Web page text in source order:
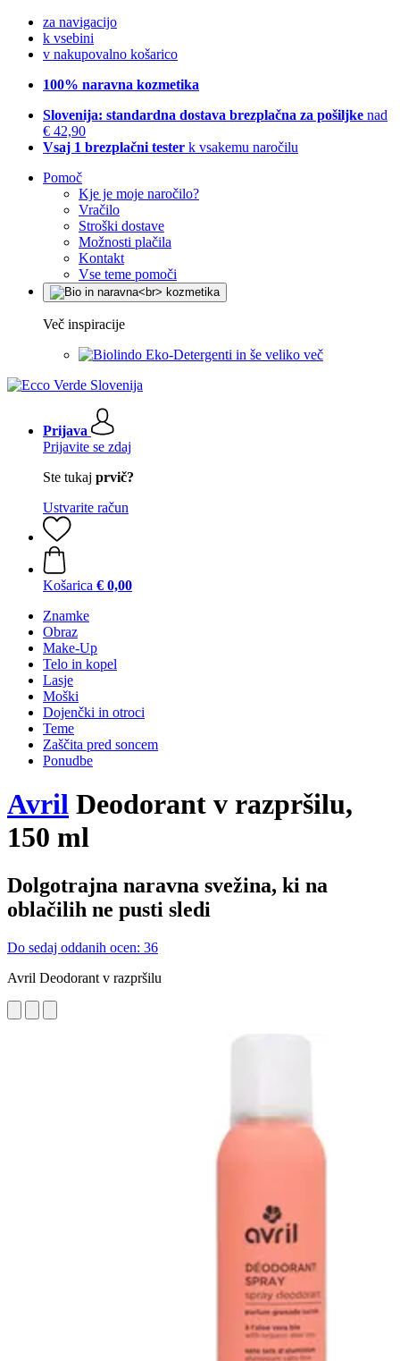
za navigacijo
k vsebini
v nakupovalno košarico
100% naravna kozmetika
Slovenija: standardna dostava brezplačna za pošiljke nad
€ 42,90
Vsaj 1 brezplačni tester k vsakemu naročilu
Pomoč
Kje je moje naročilo?
Vračilo
Stroški dostave
Možnosti plačila
Kontakt
Vse teme pomoči
Več inspiracije
Eko-Detergenti in še veliko več
Prijava
Prijavite se zdaj
Ste tukaj prvič?
Ustvarite račun
Košarica € 0,00
Znamke
Obraz
Make-Up
Telo in kopel
Lasje
Moški
Dojenčki in otroci
Teme
Zaščita pred soncem
Ponudbe
Avril Deodorant v razpršilu,
150 ml
Dolgotrajna naravna svežina, ki na
oblačilih ne pusti sledi
Do sedaj oddanih ocen: 36
Avril Deodorant v razpršilu